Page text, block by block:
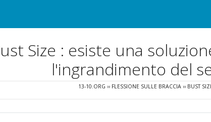
Size : esiste una
l'ingrandimento del
13-10.ORG ›› FLESSIONE SULLE BRACCIA ›› BUST